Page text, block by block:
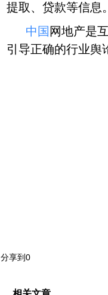
提取、贷款等信息。
中国 网地产是
引导正确的行业舆
分享到0